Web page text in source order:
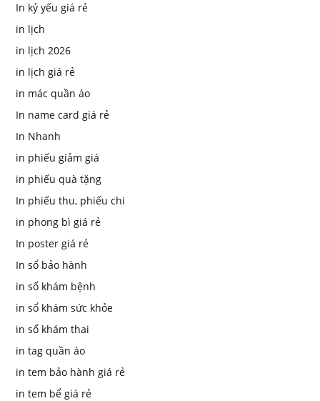
In kỷ yếu giá rẻ
in lịch
in lịch 2026
in lịch giá rẻ
in mác quần áo
In name card giá rẻ
In Nhanh
in phiếu giảm giá
in phiếu quà tặng
In phiếu thu, phiếu chi
in phong bì giá rẻ
In poster giá rẻ
In sổ bảo hành
in sổ khám bệnh
in sổ khám sức khỏe
in sổ khám thai
in tag quần áo
in tem bảo hành giá rẻ
in tem bể giá rẻ